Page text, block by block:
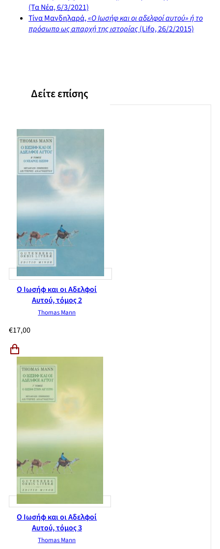
Η Ραχήλ(Τα Νέα, 6/3/2021)
Τίνα Μανδηλαρά,«Ο Ιωσήφ και οι αδελφοί αυτού» ή το
πρόσωπο ως απαρχή της ιστορίας(Lifo, 26/2/2015)
Δείτε επίσης
Ο Ιωσήφ και οι Αδελφοί
Αυτού, τόμος 2
Thomas Mann
€17,00
Ο Ιωσήφ και οι Αδελφοί
Αυτού, τόμος 3
Thomas Mann